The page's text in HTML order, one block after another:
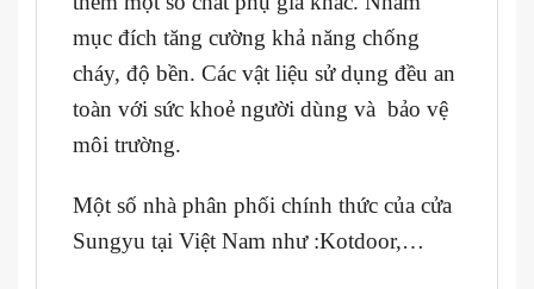
mục đích tăng cường khả năng chống
cháy, độ bền. Các vật liệu sử dụng đều an
toàn với sức khoẻ người dùng và bảo vệ
môi trường.
Một số nhà phân phối chính thức của cửa
Sungyu tại Việt Nam như :Kotdoor,…